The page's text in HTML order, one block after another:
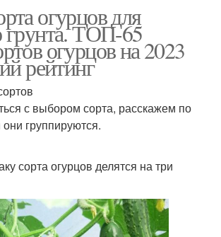
огурцов для
грунта. ТОП-65
огурцов на 2023
рейтинг
с выбором сорта, расскажем по
группируются.
сорта огурцов делятся на три